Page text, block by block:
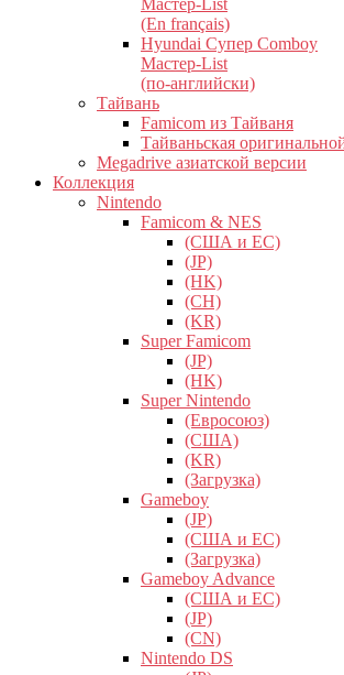
Мастер-List
(En français)
Hyundai Супер Comboy
Мастер-List
(по-английски)
Тайвань
Famicom из Тайваня
Тайваньская
Megadrive азиатской версии
Коллекция
Nintendo
Famicom & NES
(США и ЕС)
(JP)
(HK)
(CH)
(KR)
Super Famicom
(JP)
(HK)
Super Nintendo
(Евросоюз)
(США)
(KR)
(Загрузка)
Gameboy
(JP)
(США и ЕС)
(Загрузка)
Gameboy Advance
(США и ЕС)
(JP)
(CN)
Nintendo DS